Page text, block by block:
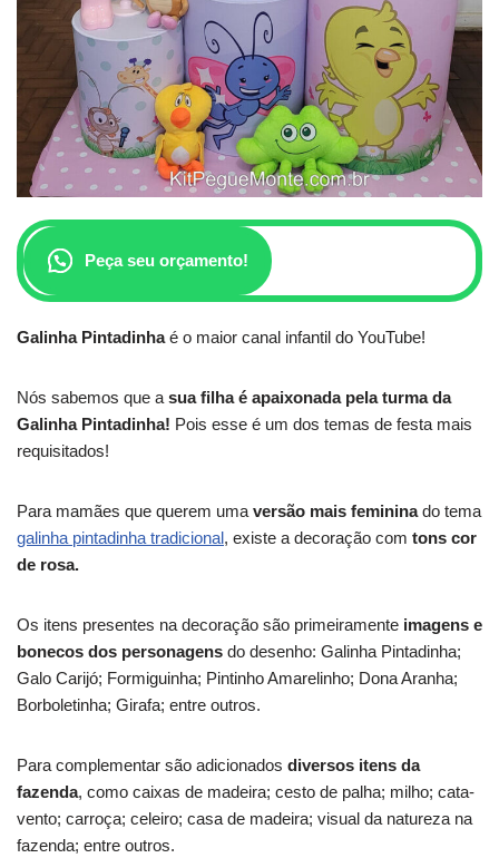
Peça seu orçamento!
Galinha Pintadinhaé o maior canal infantil do YouTube!
Nós sabemos que a sua filha é apaixonada pela turma da
Galinha Pintadinha! Pois esse é um dos temas de festa mais
requisitados!
Para mamães que querem uma versão mais femininado tema
galinha pintadinha tradicional, existe a decoração com tons cor
de rosa.
Os itens presentes na decoração são primeiramente imagens e
bonecos dos personagens do desenho: Galinha Pintadinha;
Galo Carijó; Formiguinha; Pintinho Amarelinho; Dona Aranha;
Borboletinha; Girafa; entre outros.
Para complementar são adicionados diversos itens da
fazenda, como caixas de madeira; cesto de palha; milho; cata-
vento; carroça; celeiro; casa de madeira; visual da natureza na
fazenda; entre outros.